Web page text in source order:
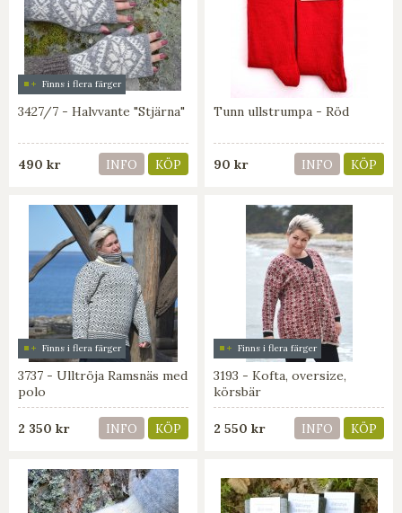
Finns i flera färger
3427/7 - Halvvante "Stjärna"
490 kr INFO KÖP
Tunn ullstrumpa - Röd
90 kr INFO KÖP
Finns i flera färger
3737 - Ulltröja Ramsnäs med
polo
2 350 kr INFO KÖP
Finns i flera färger
3193 - Kofta, oversize,
körsbär
2 550 kr INFO KÖP